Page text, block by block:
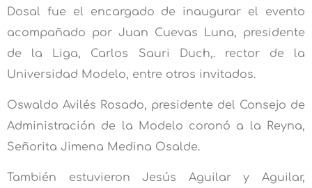
Dosal fue el encargado de inaugurar el evento
acompañado por Juan Cuevas Luna, presidente
de la Liga, Carlos Sauri Duch,. rector de la
Universidad Modelo, entre otros invitados.
Oswaldo Avilés Rosado, presidente del Consejo de
Administración de la Modelo coronó a la Reyna,
Señorita Jimena Medina Osalde.
También estuvieron Jesús Aguilar y Aguilar,